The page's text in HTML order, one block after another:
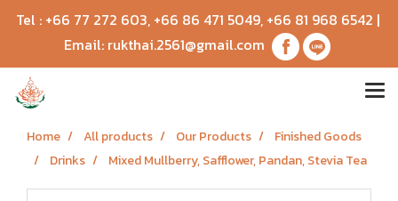
Tel : +66 77 272 603, +66 86 471 5049, +66 81 968 6542 |
Email: rukthai.2561@gmail.com
Home All products Our Products
Finished Goods
Drinks
Mixed Mullberry, Safflower, Pandan, Stevia Tea